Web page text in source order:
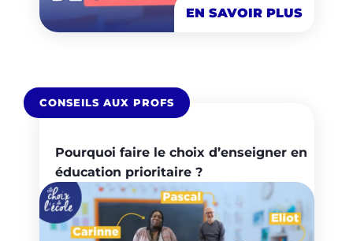
EN SAVOIR PLUS
CONSEILS AUX PROFS
Pourquoi faire le choix d’enseigner en
éducation prioritaire ?